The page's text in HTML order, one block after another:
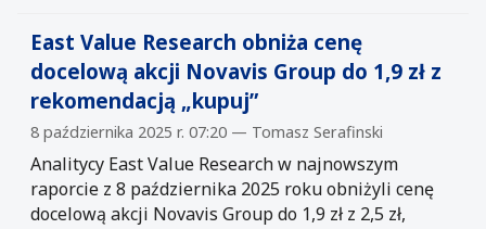
East Value Research obniża cenę
docelową akcji Novavis Group do 1,9 zł z
rekomendacją „kupuj”
8 października 2025 r. 07:20 — Tomasz Serafinski
Analitycy East Value Research w najnowszym
raporcie z 8 października 2025 roku obniżyli cenę
docelową akcji Novavis Group do 1,9 zł z 2,5 zł,